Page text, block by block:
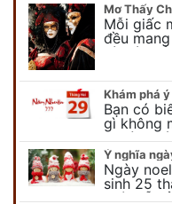
Mỗi giấc
đều
và có
Bạn có
gì không
người
đều cho
Ý nghĩa
Ngày
sinh 25
ngày lễ